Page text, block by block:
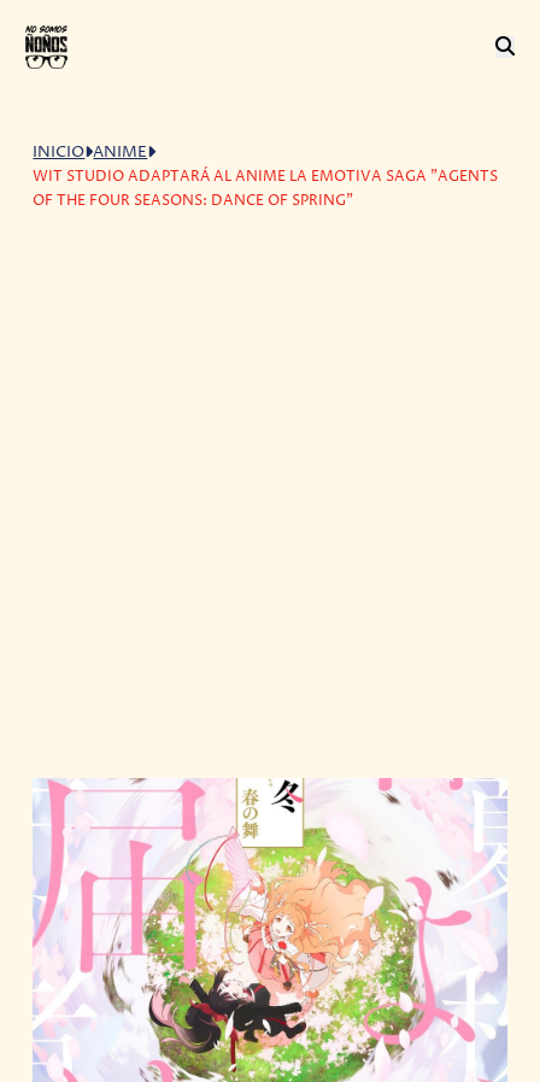
INICIO ANIME
WIT STUDIO ADAPTARÁ AL ANIME LA EMOTIVA SAGA "AGENTS
OF THE FOUR SEASONS: DANCE OF SPRING"